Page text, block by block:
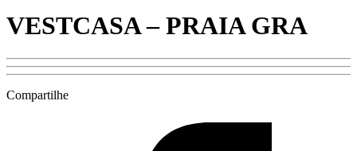
VESTCASA – PRAIA GRA
Compartilhe